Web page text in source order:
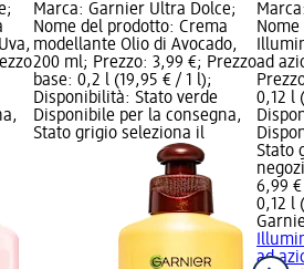
Marca: Garnier Ultra Dolce;
Nome del prodotto: Crema
modellante Olio di Avocado,
200 ml; Prezzo: 3,99 €; Prezzo
base: 0,2 l (19,95 € / 1 l);
Disponibilità: Stato verde
Disponibile per la consegna,
Stato grigio seleziona il
ad
0,12 l
Stato
6,99 €
0,12 l
ad